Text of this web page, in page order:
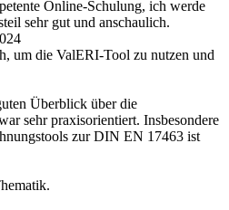
Online-Schulung, ich werde
sehr gut und anschaulich.
um die ValERI-Tool zu nutzen und
Überblick über die
sehr praxisorientiert. Insbesondere
zur DIN EN 17463 ist